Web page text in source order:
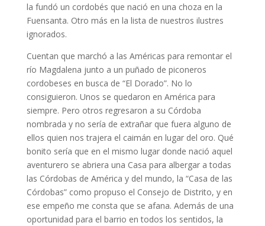
la fundó un cordobés que nació en una choza en la
Fuensanta. Otro más en la lista de nuestros ilustres
ignorados.
Cuentan que marchó a las Américas para remontar el
río Magdalena junto a un puñado de piconeros
cordobeses en busca de “El Dorado”. No lo
consiguieron. Unos se quedaron en América para
siempre. Pero otros regresaron a su Córdoba
nombrada y no sería de extrañar que fuera alguno de
ellos quien nos trajera el caimán en lugar del oro. Qué
bonito sería que en el mismo lugar donde nació aquel
aventurero se abriera una Casa para albergar a todas
las Córdobas de América y del mundo, la “Casa de las
Córdobas” como propuso el Consejo de Distrito, y en
ese empeño me consta que se afana. Además de una
oportunidad para el barrio en todos los sentidos, la